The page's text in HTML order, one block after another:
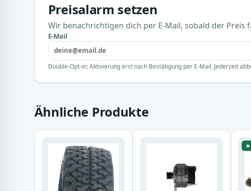
Preisalarm setzen
Wir benachrichtigen dich per E-Mail, sobald der Preis
E-Mail
Double-Opt-in: Aktivierung erst nach Bestätigung per E-Mail. Jederzeit
Ähnliche Produkte
★